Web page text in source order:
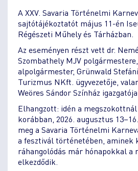
A XXV. Savaria Történelmi
sajtótájékoztatót május 11-én
Régészeti Műhely és Tárházban.
Az eseményen részt vett dr.
Szombathely MJV
alpolgármester, Grünwald
Turizmus NKft. ügyvezetője,
Weöres Sándor Színház igazgatója.
Elhangzott: idén a
korábban, 2026. augusztus
meg a Savaria Történelmi
a fesztivál történetében, aminek
ráhangolódás már hónapokkal a
elkezdődik.